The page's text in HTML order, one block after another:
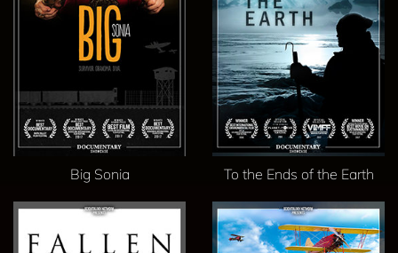
Big Sonia To the Ends of the Earth